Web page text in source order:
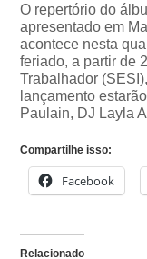
O repertório do
apresentado em
acontece nesta
feriado, a partir de
Trabalhador
lançamento
Paulain, DJ Layla
Compartilhe isso:
Facebook
Relacionado